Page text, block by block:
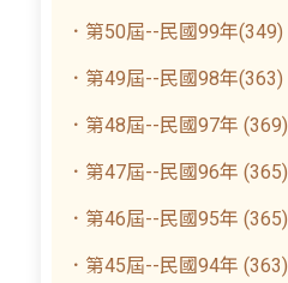
．第50屆--民國99年(349)
．第49屆--民國98年(363)
．第48屆--民國97年 (369)
．第47屆--民國96年 (365)
．第46屆--民國95年 (365)
．第45屆--民國94年 (363)